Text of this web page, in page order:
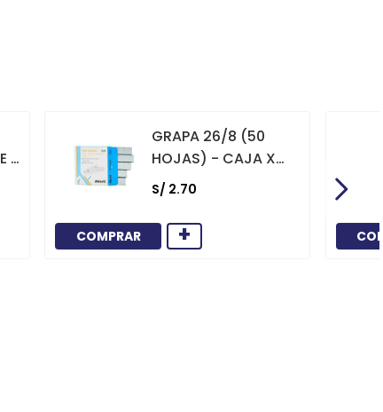
X
GRAPA 26/8 (50
HOJAS) - CAJA X
1000
S/ 2.70
COMPRAR +